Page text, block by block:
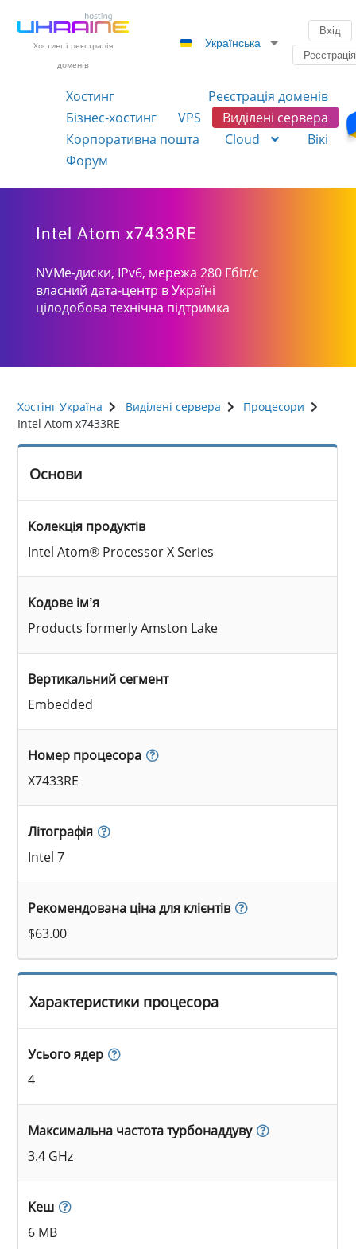
Хостинг і реєстрація
доменів
Українська
Вхід
Реєстрація
Хостинг
Реєстрація доменів
Бізнес-хостинг
VPS
Виділені сервера
Корпоративна пошта
Cloud
Вікі
Форум
Intel Atom x7433RE
NVMe-диски, IPv6, мережа 280 Гбіт/с
власний дата-центр в Україні
цілодобова технічна підтримка
Хостінг Україна Виділені сервера
Процесори
Intel Atom x7433RE
Основи
Колекція продуктів
Intel Atom® Processor X Series
Кодове ім’я
Products formerly Amston Lake
Вертикальний сегмент
Embedded
Номер процесора
X7433RE
Літографія
Intel 7
Рекомендована ціна для клієнтів
$63.00
Характеристики процесора
Усього ядер
4
Максимальна частота турбонаддуву
3.4 GHz
Кеш
6 MB